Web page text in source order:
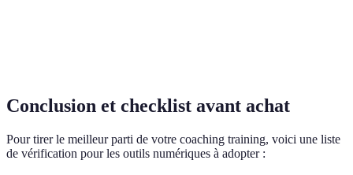
Conclusion et checklist avant achat
Pour tirer le meilleur parti de votre coaching training, voici une liste
de vérification pour les outils numériques à adopter :